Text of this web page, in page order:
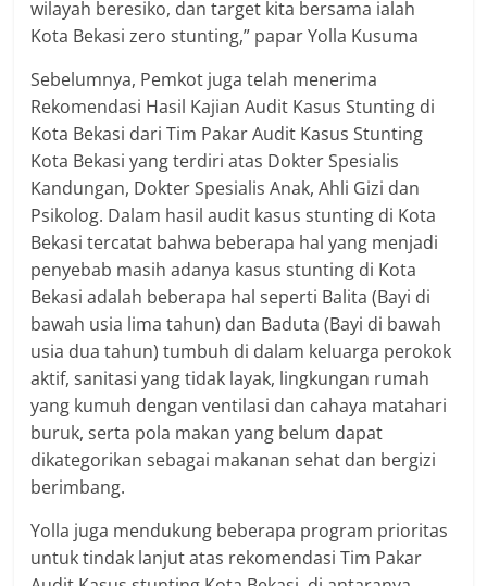
wilayah beresiko, dan target kita bersama ialah
Kota Bekasi zero stunting,” papar Yolla Kusuma
Sebelumnya, Pemkot juga telah menerima
Rekomendasi Hasil Kajian Audit Kasus Stunting di
Kota Bekasi dari Tim Pakar Audit Kasus Stunting
Kota Bekasi yang terdiri atas Dokter Spesialis
Kandungan, Dokter Spesialis Anak, Ahli Gizi dan
Psikolog. Dalam hasil audit kasus stunting di Kota
Bekasi tercatat bahwa beberapa hal yang menjadi
penyebab masih adanya kasus stunting di Kota
Bekasi adalah beberapa hal seperti Balita (Bayi di
bawah usia lima tahun) dan Baduta (Bayi di bawah
usia dua tahun) tumbuh di dalam keluarga perokok
aktif, sanitasi yang tidak layak, lingkungan rumah
yang kumuh dengan ventilasi dan cahaya matahari
buruk, serta pola makan yang belum dapat
dikategorikan sebagai makanan sehat dan bergizi
berimbang.
Yolla juga mendukung beberapa program prioritas
untuk tindak lanjut atas rekomendasi Tim Pakar